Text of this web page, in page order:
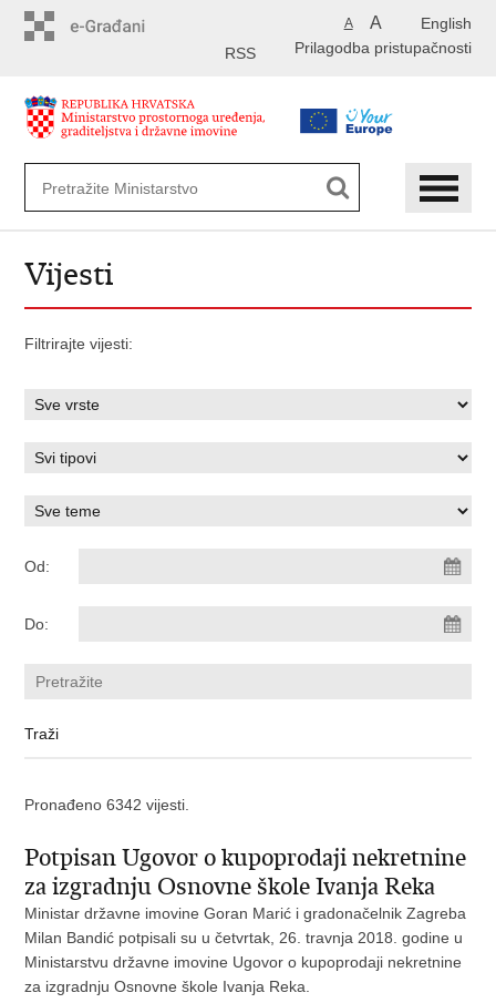
English
A A
Prilagodba pristupačnosti
RSS
Vijesti
Filtrirajte vijesti:
Od:
Do:
Pronađeno 6342 vijesti.
Potpisan Ugovor o kupoprodaji nekretnine
za izgradnju Osnovne škole Ivanja Reka
Ministar državne imovine Goran Marić i gradonačelnik Zagreba
Milan Bandić potpisali su u četvrtak, 26. travnja 2018. godine u
Ministarstvu državne imovine Ugovor o kupoprodaji nekretnine
za izgradnju Osnovne škole Ivanja Reka.